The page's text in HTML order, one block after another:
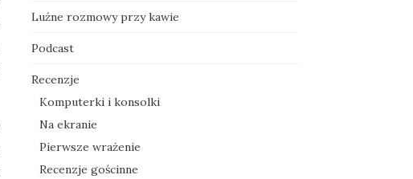
Luźne rozmowy przy kawie
Podcast
Recenzje
Komputerki i konsolki
Na ekranie
Pierwsze wrażenie
Recenzje gościnne